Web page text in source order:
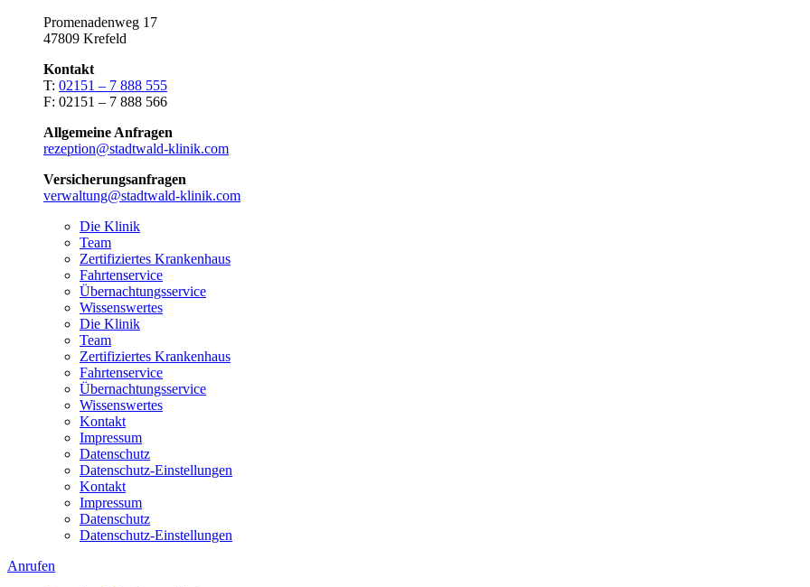
Promenadenweg 17
47809 Krefeld
Kontakt
T: 02151 – 7 888 555
F: 02151 – 7 888 566
Allgemeine Anfragen
rezeption@stadtwald-klinik.com
Versicherungsanfragen
verwaltung@stadtwald-klinik.com
Die Klinik
Team
Zertifiziertes Krankenhaus
Fahrtenservice
Übernachtungsservice
Wissenswertes
Die Klinik
Team
Zertifiziertes Krankenhaus
Fahrtenservice
Übernachtungsservice
Wissenswertes
Kontakt
Impressum
Datenschutz
Datenschutz-Einstellungen
Kontakt
Impressum
Datenschutz
Datenschutz-Einstellungen
Anrufen